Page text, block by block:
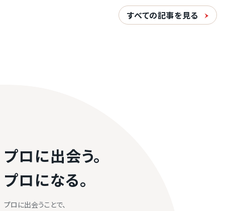
すべての記事を見る
プロに出会う。
プロになる。
プロに出会うことで、